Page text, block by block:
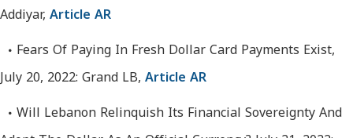
Addiyar,Article AR
Fears Of Paying In Fresh Dollar Card Payments Exist,
July 20, 2022: Grand LB,Article AR
Will Lebanon Relinquish Its Financial Sovereignty And